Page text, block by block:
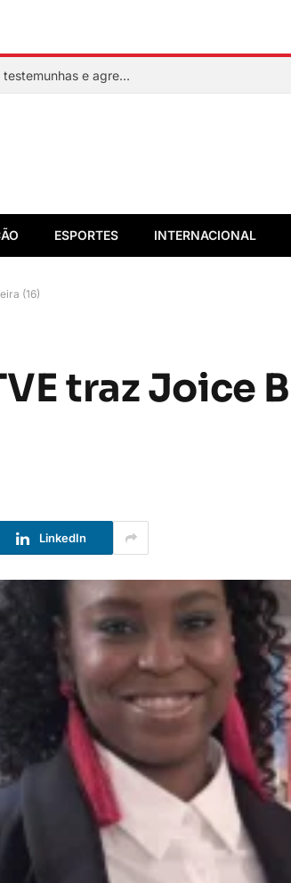
Mulher faz sinal de socorro, é resgatada por testemunhas e agressor acaba preso em flagrante
ESPORTES INTERNACIONAL
(16)
traz Joice
LinkedIn